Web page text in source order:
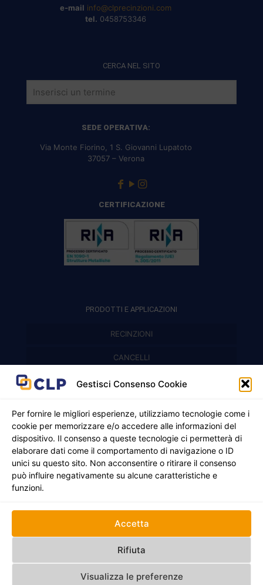
Gestisci Consenso Cookie
Per fornire le migliori esperienze, utilizziamo tecnologie come i
cookie per memorizzare e/o accedere alle informazioni del
dispositivo. Il consenso a queste tecnologie ci permetterà di
elaborare dati come il comportamento di navigazione o ID
unici su questo sito. Non acconsentire o ritirare il consenso
può influire negativamente su alcune caratteristiche e
funzioni.
Accetta
Rifiuta
Visualizza le preferenze
e-mail info@clprecinzioni.com
tel. 0458753346
CERCA NEL SITO
SEDE OPERATIVA:
Via Monte Fiorino, 1 S. Giovanni Lupatoto
37057 – Verona
CERTIFICAZIONE
PRODOTTI E APPLICAZIONI
RECINZIONI
Recinzioni modulari
Recinzioni a pannelli
CANCELLI
Cancelli prefabbricati
Cancelli in ferro battuto
Cancelli a due ante
Cancelli scorrevoli
APPLICAZIONI
Griglie e chiusini
Inferriate
Nicchie per gas ed elettricità
© 2021 - 2026 CLP SRLS All Rights Reserved.
CF e P. IVA 05130250235 | Sede legale Via Alessandro
Credits:Creativart
CANCELLI